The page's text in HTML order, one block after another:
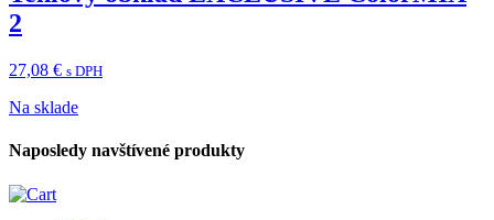
2
27,08 € s DPH
Na sklade
Naposledy navštívené produkty